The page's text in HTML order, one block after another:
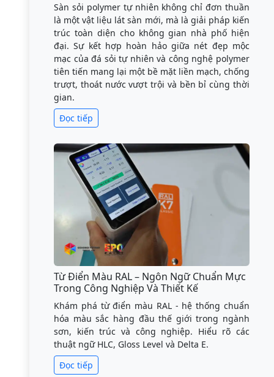
Sàn sỏi polymer tự nhiên không chỉ đơn thuần
là một vật liệu lát sàn mới, mà là giải pháp kiến
trúc toàn diện cho không gian nhà phố hiện
đại. Sự kết hợp hoàn hảo giữa nét đẹp mộc
mạc của đá sỏi tự nhiên và công nghệ polymer
tiên tiến mang lại một bề mặt liền mạch, chống
trượt, thoát nước vượt trội và bền bỉ cùng thời
gian.
Đọc tiếp
Từ Điển Màu RAL – Ngôn Ngữ Chuẩn Mực
Trong Công Nghiệp Và Thiết Kế
Khám phá từ điển màu RAL - hệ thống chuẩn
hóa màu sắc hàng đầu thế giới trong ngành
sơn, kiến trúc và công nghiệp. Hiểu rõ các
thuật ngữ HLC, Gloss Level và Delta E.
Đọc tiếp